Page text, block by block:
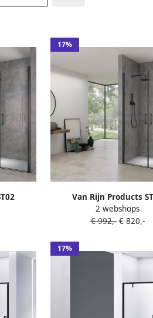
incl
17%
Van Rijn Products
Saloondeur
glasbehandeling incl
2 webshops
€ 992,-€ 820,-
17%